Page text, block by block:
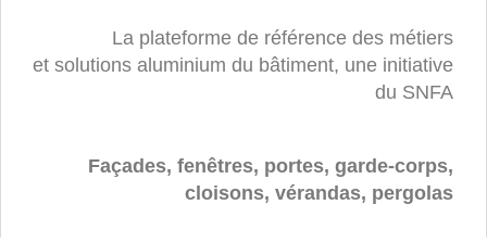
La plateforme de référence des métiers
et solutions aluminium du bâtiment, une initiative
du SNFA
Façades, fenêtres, portes, garde-corps,
cloisons, vérandas, pergolas